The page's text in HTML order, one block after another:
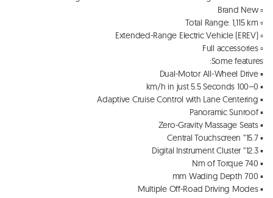
▫️ Total Range: 1,115 km
▪️ Adaptive Cruise Control with Lane Centering
▪️ 15.7” Central Touchscreen